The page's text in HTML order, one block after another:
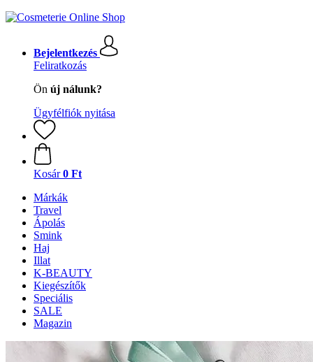
Bejelentkezés
Feliratkozás
Ön új nálunk?
Ügyfélfiók nyitása
Kosár 0 Ft
Márkák
Travel
Ápolás
Smink
Haj
Illat
K-BEAUTY
Kiegészítők
Speciális
SALE
Magazin